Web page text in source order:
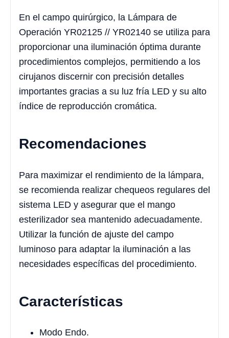
En el campo quirúrgico, la Lámpara de
Operación YR02125 // YR02140 se utiliza para
proporcionar una iluminación óptima durante
procedimientos complejos, permitiendo a los
cirujanos discernir con precisión detalles
importantes gracias a su luz fría LED y su alto
índice de reproducción cromática.
Recomendaciones
Para maximizar el rendimiento de la lámpara,
se recomienda realizar chequeos regulares del
sistema LED y asegurar que el mango
esterilizador sea mantenido adecuadamente.
Utilizar la función de ajuste del campo
luminoso para adaptar la iluminación a las
necesidades específicas del procedimiento.
Características
Modo Endo.